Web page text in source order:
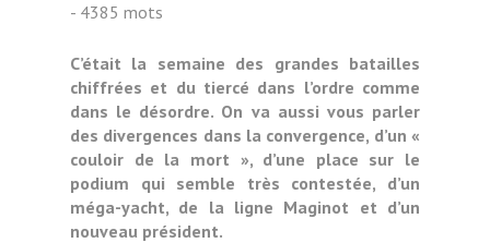
- 4385 mots
C’était la semaine des grandes batailles
chiffrées et du tiercé dans l’ordre comme
dans le désordre. On va aussi vous parler
des divergences dans la convergence, d’un «
couloir de la mort », d’une place sur le
podium qui semble très contestée, d’un
méga-yacht, de la ligne Maginot et d’un
nouveau président.